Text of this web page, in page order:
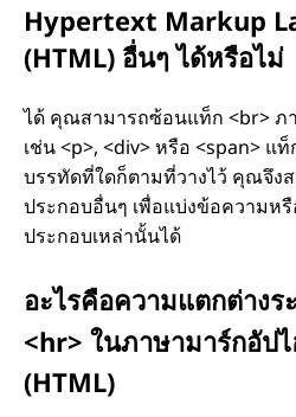
Hypertext Markup
(HTML) อื่นๆ ได้หรือไม่
ได้ คุณสามารถซ้อนแท็ก <br> ภ
เช่น <p>, <div> หรือ <span> แ
บรรทัดที่ใดก็ตามที่วางไว้ คุณจึง
ประกอบอื่นๆ เพื่อแบ่งข้อความห
ประกอบเหล่านั้นได้
อะไรคือความแตกต่างร
<hr> ในภาษามาร์กอัปไ
(HTML)